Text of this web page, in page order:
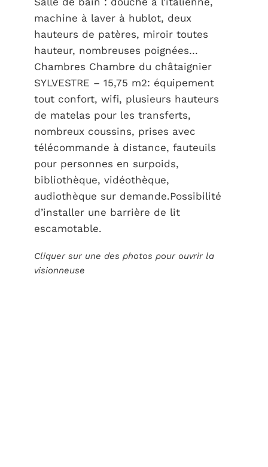
machine à laver à hublot, deux
hauteurs de patères, miroir toutes
hauteur, nombreuses poignées…
Chambres Chambre du châtaignier
SYLVESTRE – 15,75 m2: équipement
tout confort, wifi, plusieurs hauteurs
de matelas pour les transferts,
nombreux coussins, prises avec
télécommande à distance, fauteuils
pour personnes en surpoids,
bibliothèque, vidéothèque,
audiothèque sur demande.Possibilité
d’installer une barrière de lit
escamotable.
Cliquer sur une des photos pour ouvrir la
visionneuse